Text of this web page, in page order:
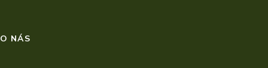
O NÁS